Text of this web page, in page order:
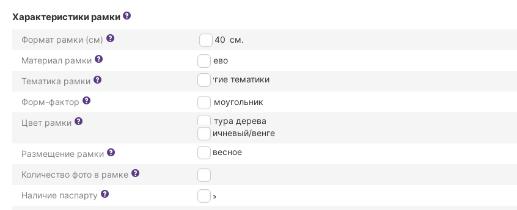
Характеристики рамки
Формат рамки (см) 30*40 см.
Материал рамки
дерево
Тематика рамки
Другие тематики
Форм-фактор
Прямоугольник
Цвет рамки
Фактура дерева
Коричневый/венге
Размещение рамки
подвесное
Количество фото в рамке
1
Наличие паспарту
Есть